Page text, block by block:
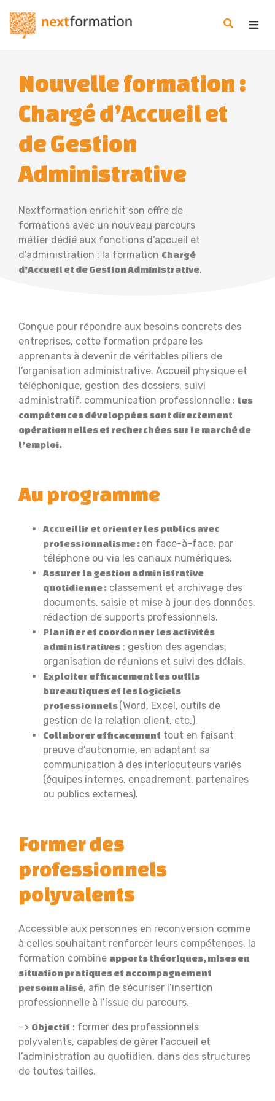
Nextformation
Nouvelle formation :
Chargé d’Accueil et
de Gestion
Administrative
Nextformation enrichit son offre de
formations avec un nouveau parcours
métier dédié aux fonctions d’accueil et
d’administration : la formation Chargé
d’Accueil et de Gestion Administrative.
Conçue pour répondre aux besoins concrets des
entreprises, cette formation prépare les
apprenants à devenir de véritables piliers de
l’organisation administrative. Accueil physique et
téléphonique, gestion des dossiers, suivi
administratif, communication professionnelle : les
compétences développées sont directement
opérationnelles et recherchées sur le marché de
l’emploi.
Au programme
Accueillir et orienter les publics avec
professionnalisme :en face-à-face, par
téléphone ou via les canaux numériques.
Assurer la gestion administrative
quotidienne : classement et archivage des
documents, saisie et mise à jour des données,
rédaction de supports professionnels.
Planifier et coordonner les activités
administratives : gestion des agendas,
organisation de réunions et suivi des délais.
Exploiter efficacement les outils
bureautiques et les logiciels
professionnels(Word, Excel, outils de
gestion de la relation client, etc.).
Collaborer efficacement tout en faisant
preuve d’autonomie, en adaptant sa
communication à des interlocuteurs variés
(équipes internes, encadrement, partenaires
ou publics externes).
Former des
professionnels
polyvalents
Accessible aux personnes en reconversion comme
à celles souhaitant renforcer leurs compétences, la
formation combine apports théoriques, mises en
situation pratiques et accompagnement
personnalisé, afin de sécuriser l’insertion
professionnelle à l’issue du parcours.
–> Objectif : former des professionnels
polyvalents, capables de gérer l’accueil et
l’administration au quotidien, dans des structures
de toutes tailles.